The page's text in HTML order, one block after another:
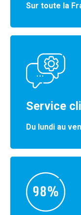
Sur toute la
Service
Du lundi au